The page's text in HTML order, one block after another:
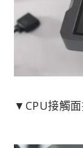
▼CPU接觸